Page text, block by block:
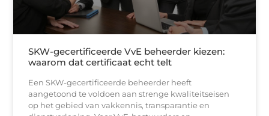
SKW-gecertificeerde VvE beheerder kiezen:
waarom dat certificaat echt telt
Een SKW-gecertificeerde beheerder heeft
aangetoond te voldoen aan strenge kwaliteitseisen
op het gebied van vakkennis, transparantie en